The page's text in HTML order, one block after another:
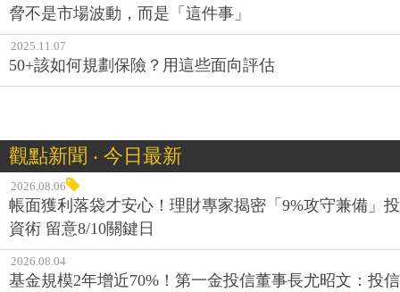
脅不是市場波動，而是「這件事」
2025.11.07
50+該如何規劃保險？用這些面向評估
觀點新聞 ‧ 今日最新
2026.08.06
帳面獲利落袋才安心！理財專家揭密「9%攻守兼備」投
資術 留意8/10關鍵日
2026.08.04
基金規模2年增近70%！第一金投信董事長尤昭文：投信